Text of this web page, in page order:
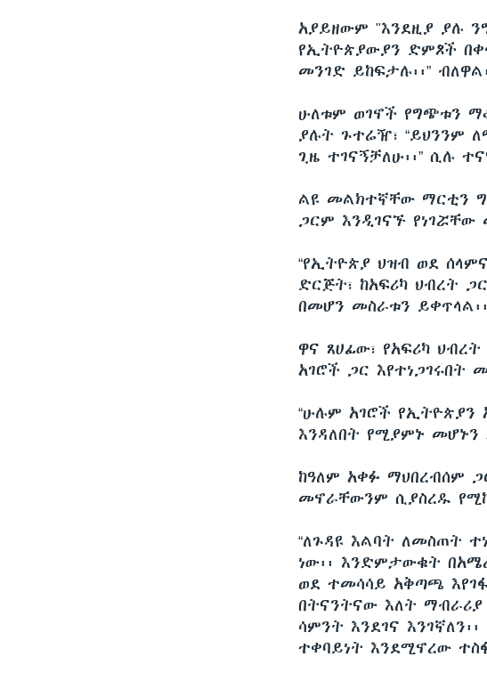
አያይዘውም "እንደዚያ ያሉ
የኢትዮጵያውያን ድምጾች
መንገድ ይከፍታሉ፡፡”
ሁለቱም ወገኖች የግጭቱን
ያሉት ጉተሬዥ፣ “ይህንንም
ጊዜ ተገናኝቻለሁ፡፡” ሲሉ
ልዩ መልክተኛቸው ማርቲን
ጋርም እንዲገናኙ የነገሯቸው
“የኢትዮጵያ ህዝብ ወደ
ድርጅት፣ ከአፍሪካ ህብረት
በመሆን መስራቱን
ዋና ጸሀፊው፣ የአፍሪካ
አገሮች ጋር እየተነጋገሩበት
“ሁሉም አገሮች
እንዳለበት የሚያምኑ መሆኑን
ከዓለም አቀፉ ማህበረብሰም
መኖራቸውንም ሲያስረዱ
“ለጉዳዩ እልባት ለመስጠት
ነው፡፡ እንድምታውቁት
ወደ ተመሳሳይ አቅጣጫ
በትናንትናው እለት
ሳምንት እንደገና
ተቀባይነት እንደሚኖረው ተስፋ